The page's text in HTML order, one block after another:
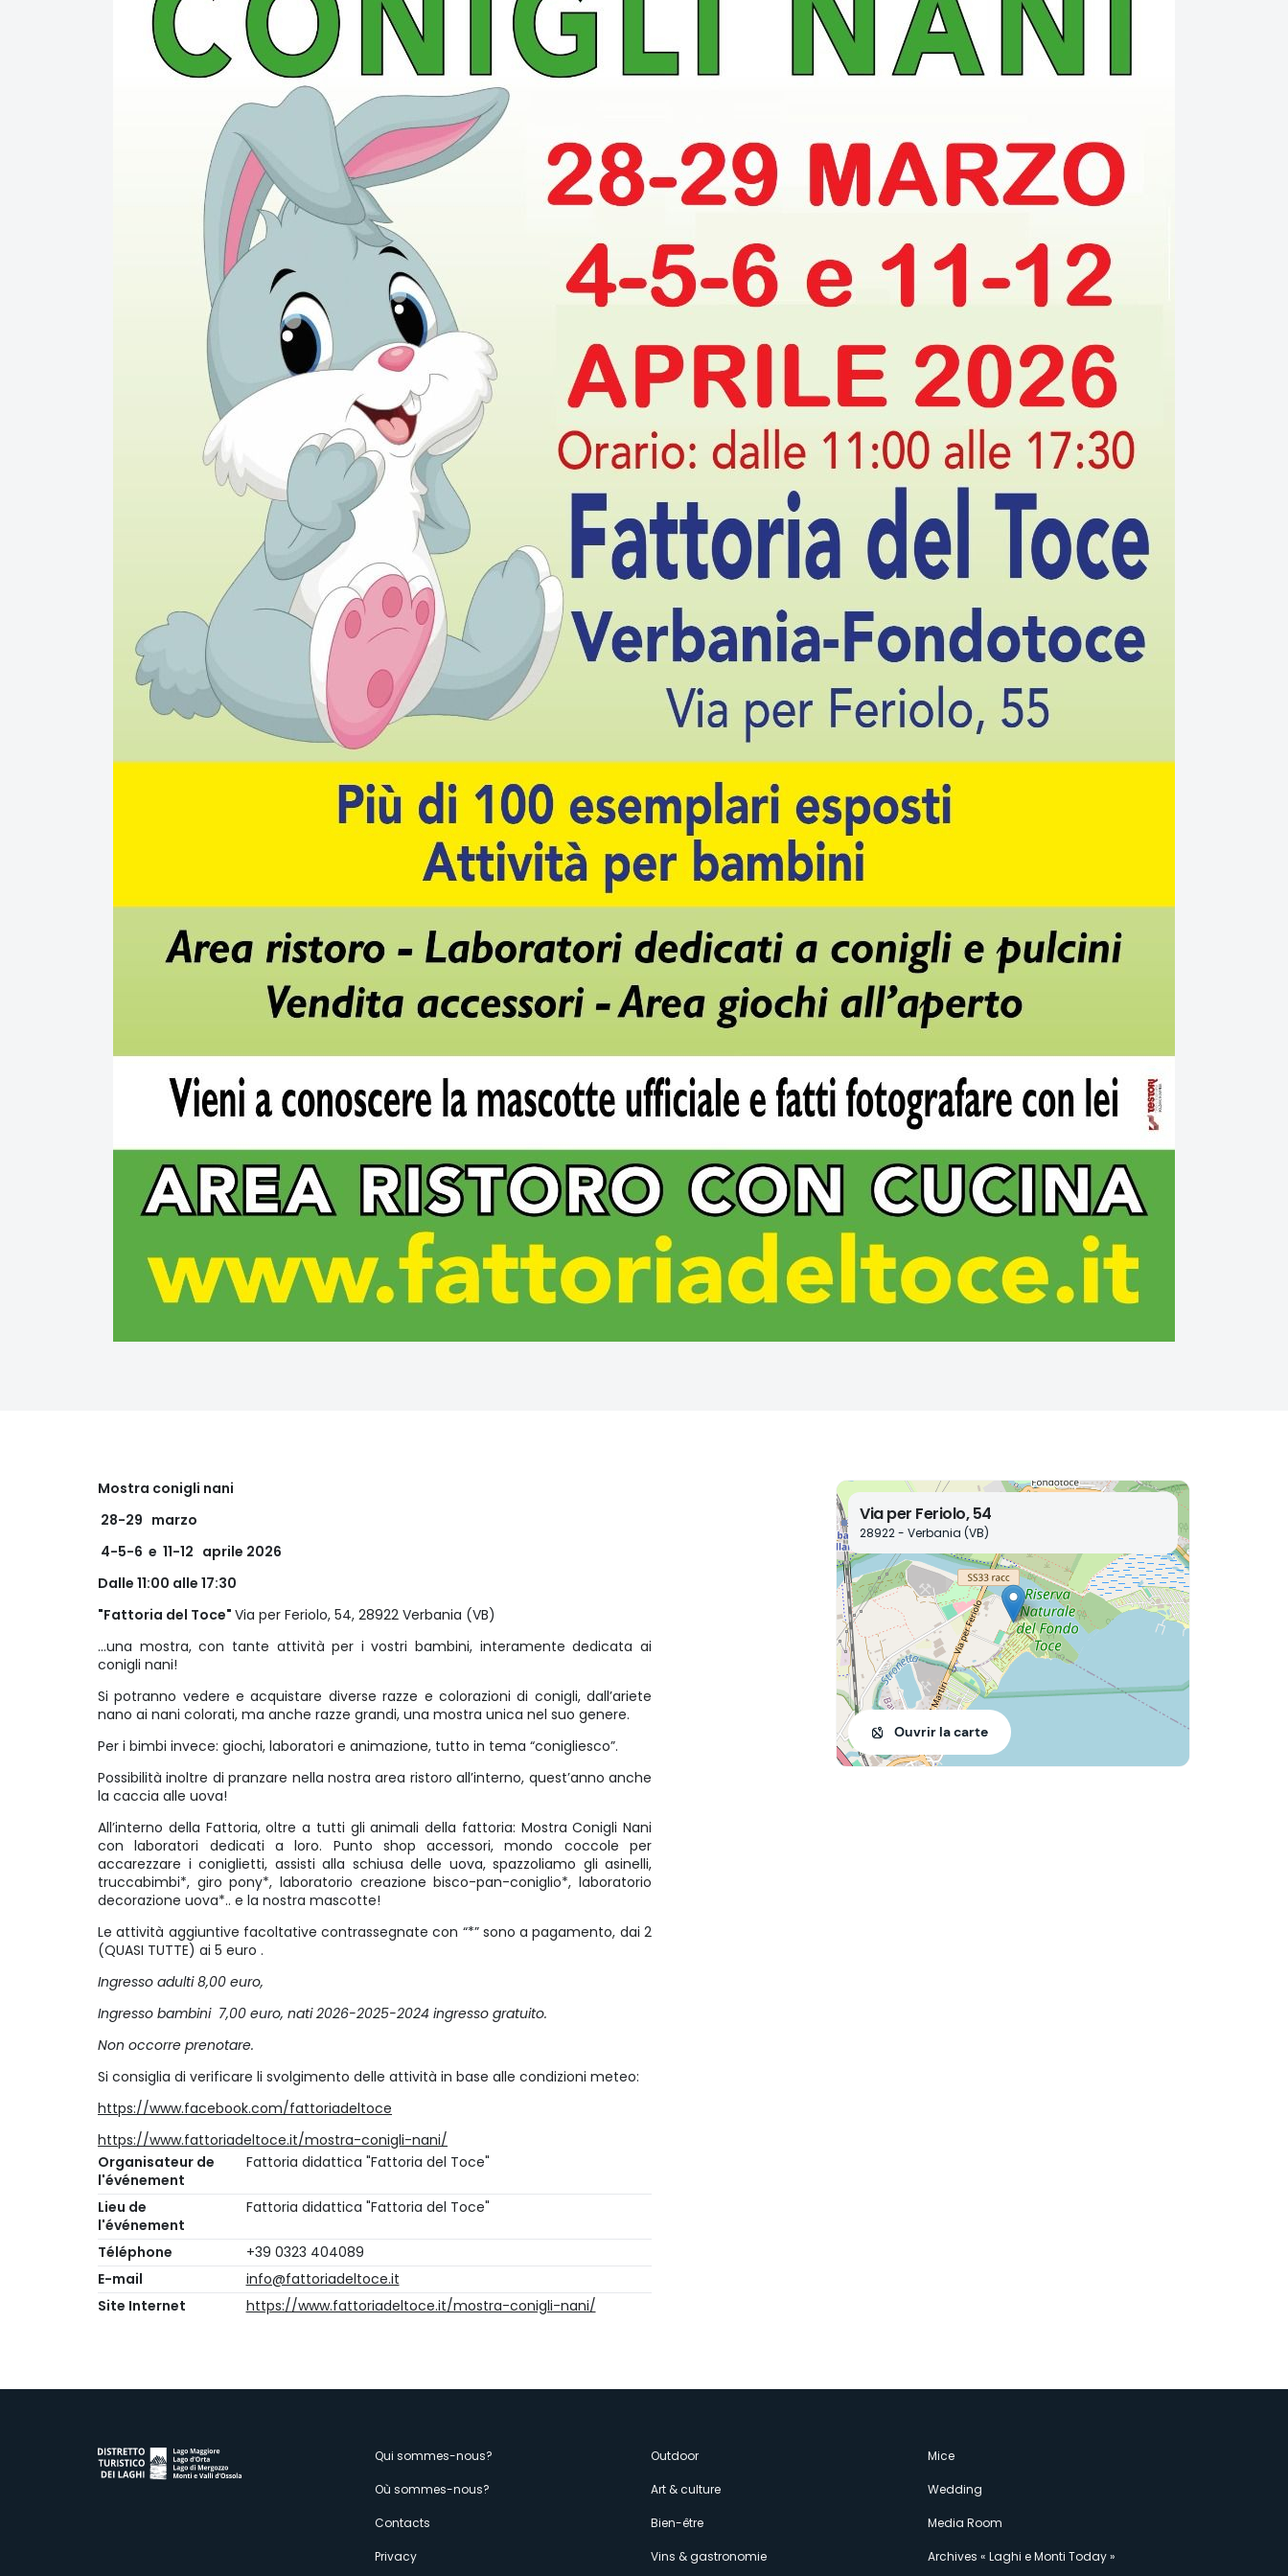
Mostra conigli nani
28-29 marzo
4-5-6 e 11-12 aprile 2026
Dalle 11:00 alle 17:30
"Fattoria del Toce" Via per Feriolo, 54, 28922 Verbania (VB)
…una mostra, con tante attività per i vostri bambini, interamente dedicata ai
conigli nani!
Si potranno vedere e acquistare diverse razze e colorazioni di conigli, dall’ariete
nano ai nani colorati, ma anche razze grandi, una mostra unica nel suo genere.
Per i bimbi invece: giochi, laboratori e animazione, tutto in tema “conigliesco”.
Possibilità inoltre di pranzare nella nostra area ristoro all’interno, quest’anno anche
la caccia alle uova!
All’interno della Fattoria, oltre a tutti gli animali della fattoria: Mostra Conigli Nani
con laboratori dedicati a loro. Punto shop accessori, mondo coccole per
accarezzare i coniglietti, assisti alla schiusa delle uova, spazzoliamo gli asinelli,
truccabimbi*, giro pony*, laboratorio creazione bisco-pan-coniglio*, laboratorio
decorazione uova*.. e la nostra mascotte!
Le attività aggiuntive facoltative contrassegnate con “*” sono a pagamento, dai 2
(QUASI TUTTE) ai 5 euro .
Ingresso adulti 8,00 euro,
Ingresso bambini 7,00 euro, nati 2026-2025-2024 ingresso gratuito.
Non occorre prenotare.
Si consiglia di verificare li svolgimento delle attività in base alle condizioni meteo:
https://www.facebook.com/fattoriadeltoce
https://www.fattoriadeltoce.it/mostra-conigli-nani/
Organisateur de
l'événement
Fattoria didattica "Fattoria del Toce"
Lieu de
l'événement
Fattoria didattica "Fattoria del Toce"
Téléphone
+39 0323 404089
E-mail
info@fattoriadeltoce.it
Site Internet
https://www.fattoriadeltoce.it/mostra-conigli-nani/
Via per Feriolo, 54
28922 - Verbania (VB)
Ouvrir la carte
Menù
secondario
Qui sommes-nous?
Où sommes-nous?
Contacts
Privacy
Outdoor
Art & culture
Bien-être
Vins & gastronomie
Mice
Wedding
Media Room
Archives « Laghi e Monti Today »